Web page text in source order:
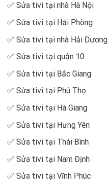
✅ Sửa tivi tại nhà Hà Nội
✅ Sửa tivi tại Hải Phòng
✅ Sửa tivi tại nhà Hải Dương
✅ Sửa tivi tại quận 10
✅ Sửa tivi tại Bắc Giang
✅ Sửa tivi tại Phú Thọ
✅ Sửa tivi tại Hà Giang
✅ Sửa tivi tại Hưng Yên
✅ Sửa tivi tại Thái Bình
✅ Sửa tivi tại Nam Định
✅ Sửa tivi tại Vĩnh Phúc